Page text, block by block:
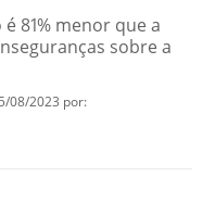
81% menor que a
sobre a
08/2023 por: